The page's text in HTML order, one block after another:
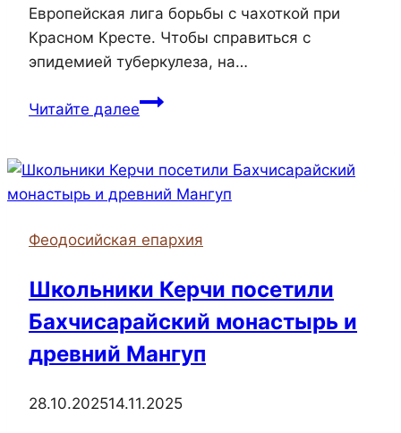
Европейская лига борьбы с чахоткой при
Красном Кресте. Чтобы справиться с
эпидемией туберкулеза, на…
Читайте далееВ
акция
«Белый
Феодосийская епархия
Школьники Керчи посетили
Бахчисарайский монастырь и
древний Мангуп
28.10.202514.11.2025